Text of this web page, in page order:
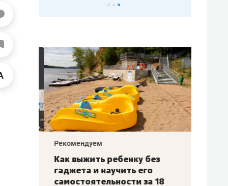
–
Рекомендуем
Как выжить ребенку без
гаджета и научить его
самостоятельности за 18